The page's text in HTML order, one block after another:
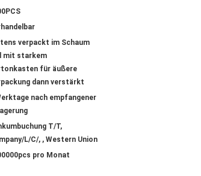
verpackt im Schaum
mit starkem
für äußere
dann verstärkt
nach empfangener
T/T,
L/C/, , Western Union
pro Monat